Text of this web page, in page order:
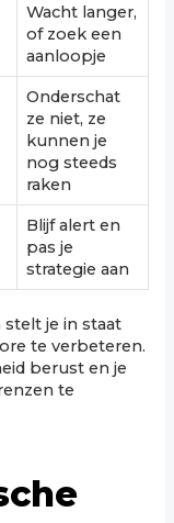
Wacht langer,
of zoek een
aanloopje
Onderschat
ze niet, ze
kunnen je
nog steeds
raken
Blijf alert en
pas je
strategie aan
je in staat
te verbeteren.
berust en je
te